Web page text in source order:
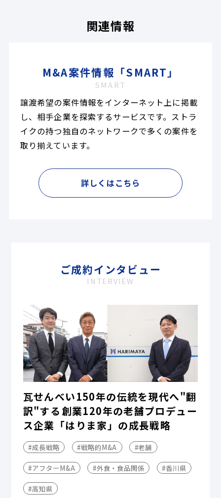
関連情報
M&A案件情報「SMART」
SMART
譲渡希望の案件情報をインターネット上に掲載
し、相手企業を探索するサービスです。ストラ
イクの持つ独自のネットワークで多くの案件を
取り揃えています。
詳しくはこちら
ご成約インタビュー
INTERVIEW
瓦せんべい150年の伝統を現代へ"翻
訳"する――創業120年の老舗プロデュー
ス企業「はりま家」の成長戦略
#成長戦略 #戦略的M&A #老舗
#アフターM&A #外食・食品関係 #香川県
#高知県